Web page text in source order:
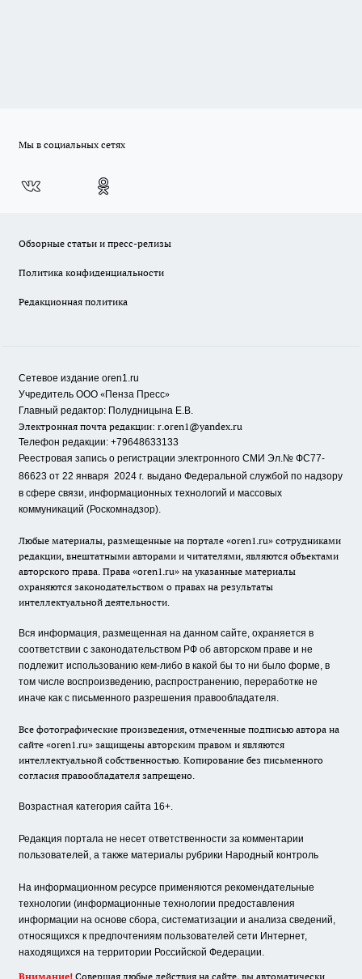
Мы в социальных сетях
Обзорные статьи и пресс-релизы
Политика конфиденциальности
Редакционная политика
Сетевое издание oren1.ru
Учредитель ООО «Пенза Пресс»
Главный редактор: Полудницына Е.В.
Электронная почта редакции: r.oren1@yandex.ru
Телефон редакции: +79648633133
Реестровая запись о регистрации электронного СМИ Эл.№ ФС77-
86623 от 22 января 2024 г. выдано Федеральной службой по надзору
в сфере связи, информационных технологий и массовых
коммуникаций (Роскомнадзор).
Любые материалы, размещенные на портале «oren1.ru» сотрудниками
редакции, внештатными авторами и читателями, являются объектами
авторского права. Права «oren1.ru» на указанные материалы
охраняются законодательством о правах на результаты
интеллектуальной деятельности.
Вся информация, размещенная на данном сайте, охраняется в
соответствии с законодательством РФ об авторском праве и не
подлежит использованию кем-либо в какой бы то ни было форме, в
том числе воспроизведению, распространению, переработке не
иначе как с письменного разрешения правообладателя.
Все фотографические произведения, отмеченные подписью автора на
сайте «oren1.ru» защищены авторским правом и являются
интеллектуальной собственностью. Копирование без письменного
согласия правообладателя запрещено.
Возрастная категория сайта 16+.
Редакция портала не несет ответственности за комментарии
пользователей, а также материалы рубрики Народный контроль
На информационном ресурсе применяются рекомендательные
технологии (информационные технологии предоставления
информации на основе сбора, систематизации и анализа сведений,
относящихся к предпочтениям пользователей сети Интернет,
находящихся на территории Российской Федерации.
Внимание! Совершая любые действия на сайте, вы автоматически